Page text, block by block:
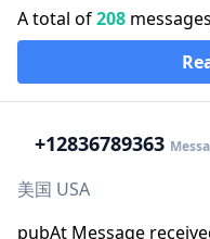
A total of208
+12836789363
美国 USA
pubAt Message